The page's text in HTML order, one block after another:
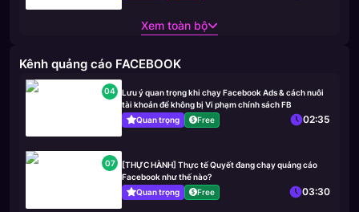
Xem toàn bộ
Kênh quảng cáo FACEBOOK
04
Lưu ý quan trọng khi chạy Facebook Ads & cách nuôi
tài khoản để không bị Vi phạm chính sách FB
Quan trọng
Free 02:35
07
[THỰC HÀNH] Thực tế Quyết đang chạy quảng cáo
Facebook như thế nào?
Quan trọng
Free 03:30